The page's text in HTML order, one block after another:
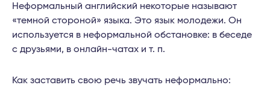
Неформальный английский некоторые называют
«темной стороной» языка. Это язык молодежи. Он
используется в неформальной обстановке: в беседе
с друзьями, в онлайн-чатах и т. п.
Как заставить свою речь звучать неформально: